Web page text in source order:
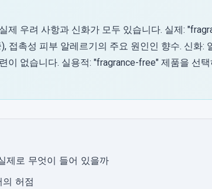
제 우려 사항과 신화가 모두 있습니다. 실제:
접촉성 피부 알레르기의 주요 원인인 향수. 신화:
이 없습니다. 실용적: "fragrance-free" 제품을 선
제로 무엇이 들어 있을까
허점